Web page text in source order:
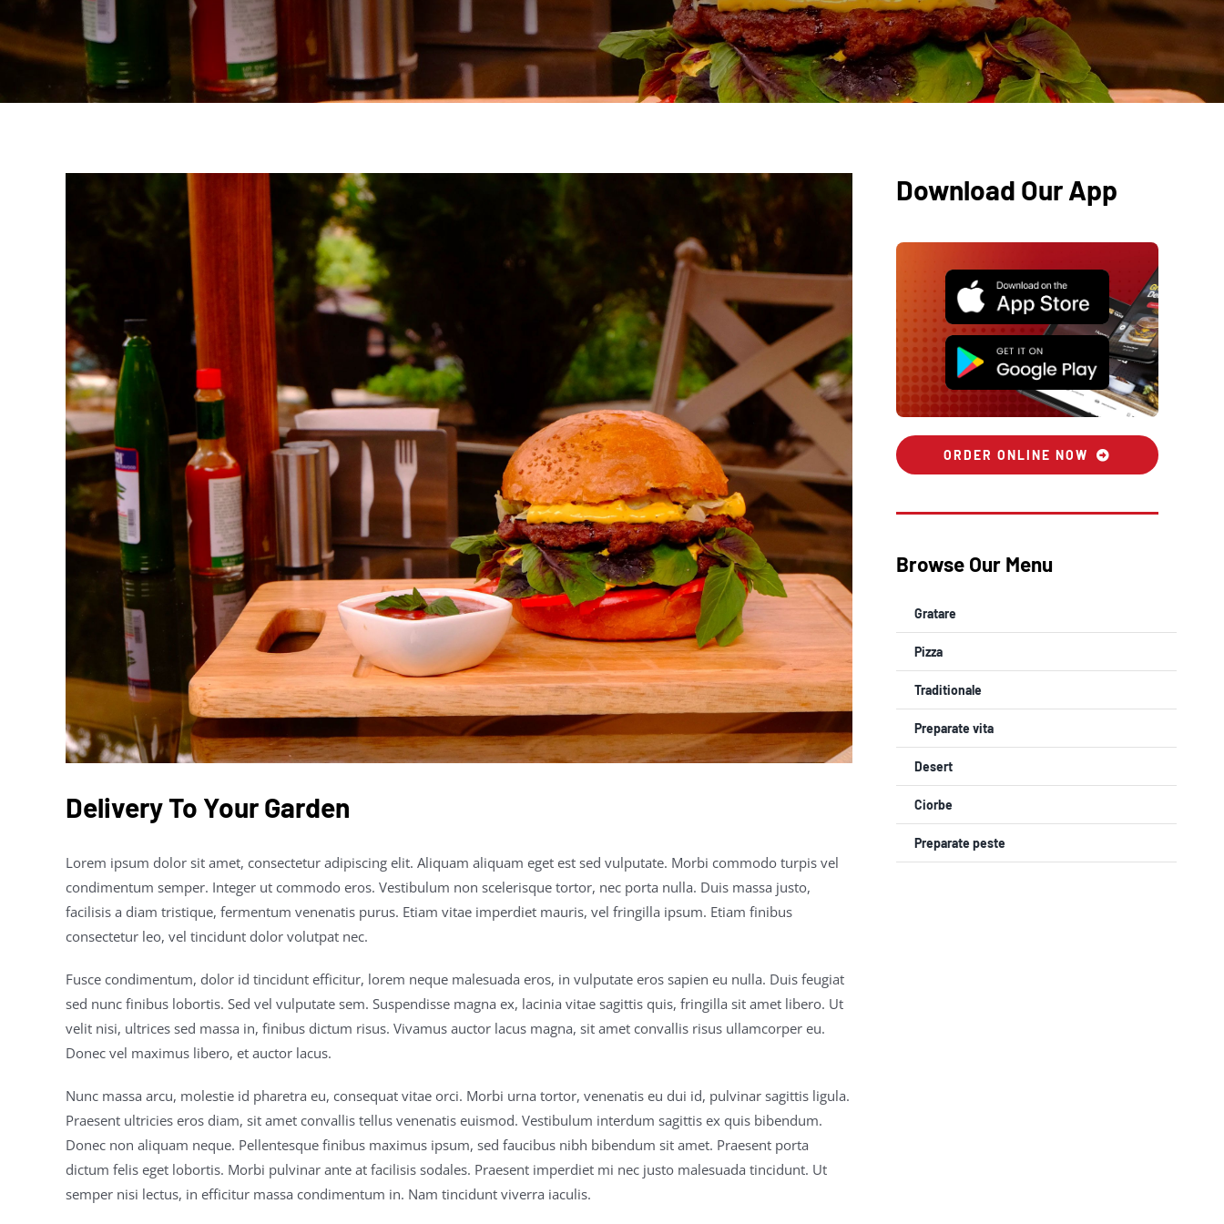
Delivery To Your Garden
Lorem ipsum dolor sit amet, consectetur adipiscing elit. Aliquam aliquam eget est sed vulputate. Morbi commodo turpis vel
condimentum semper. Integer ut commodo eros. Vestibulum non scelerisque tortor, nec porta nulla. Duis massa justo,
facilisis a diam tristique, fermentum venenatis purus. Etiam vitae imperdiet mauris, vel fringilla ipsum. Etiam finibus
consectetur leo, vel tincidunt dolor volutpat nec.
Fusce condimentum, dolor id tincidunt efficitur, lorem neque malesuada eros, in vulputate eros sapien eu nulla. Duis feugiat
sed nunc finibus lobortis. Sed vel vulputate sem. Suspendisse magna ex, lacinia vitae sagittis quis, fringilla sit amet libero. Ut
velit nisi, ultrices sed massa in, finibus dictum risus. Vivamus auctor lacus magna, sit amet convallis risus ullamcorper eu.
Donec vel maximus libero, et auctor lacus.
Nunc massa arcu, molestie id pharetra eu, consequat vitae orci. Morbi urna tortor, venenatis eu dui id, pulvinar sagittis ligula.
Praesent ultricies eros diam, sit amet convallis tellus venenatis euismod. Vestibulum interdum sagittis ex quis bibendum.
Donec non aliquam neque. Pellentesque finibus maximus ipsum, sed faucibus nibh bibendum sit amet. Praesent porta
dictum felis eget lobortis. Morbi pulvinar ante at facilisis sodales. Praesent imperdiet mi nec justo malesuada tincidunt. Ut
semper nisi lectus, in efficitur massa condimentum in. Nam tincidunt viverra iaculis.
Download Our App
ORDER ONLINE NOW
Browse Our Menu
Gratare
Pizza
Traditionale
Preparate vita
Desert
Ciorbe
Preparate peste